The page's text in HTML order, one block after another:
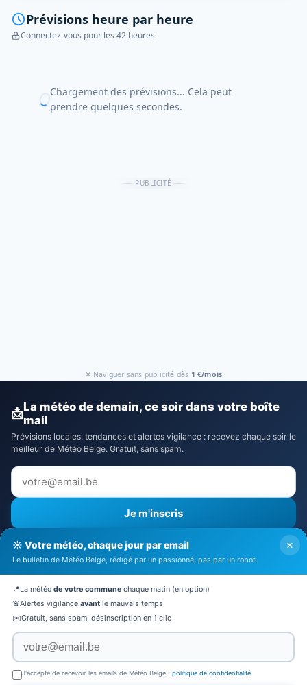
Prévisions heure par heure
Connectez-vous pour les 42 heures
Chargement des prévisions... Cela peut
prendre quelques secondes.
PUBLICITÉ
✕ Naviguer sans publicité dès 1 €/mois
📩La météo de demain, ce soir dans votre boîte
mail
Prévisions locales, tendances et alertes vigilance : recevez chaque soir le
meilleur de Météo Belge. Gratuit, sans spam.
Je m'inscris
⚠️ Recevoir aussi les alertes vigilance
J'accepte la
politique de confidentialité
×
☀️ Votre météo, chaque jour par email
Le bulletin de Météo Belge, rédigé par un passionné, pas par un robot.
📍La météo de votre commune chaque matin (en option)
🚨Alertes vigilance avant le mauvais temps
✉️Gratuit, sans spam, désinscription en 1 clic
J'accepte de recevoir les emails de Météo Belge · politique de confidentialité
© 2026 Météo Belge · Tous droits réservés
Mentions légales·CGV·Politique de confidentialité·À
propos·Contact·Mon Altitude· Partenaires·Actualités